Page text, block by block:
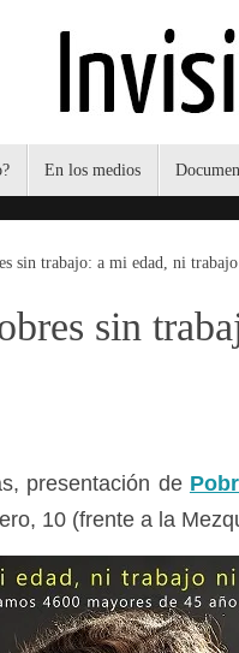
En los medios
sin trabajo: a mi edad, ni
sin
presentación de
10 (frente a la